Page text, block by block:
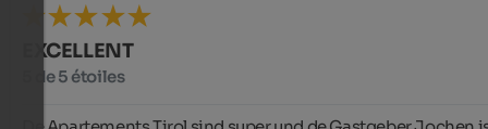
EXCELLENT
5 de 5 étoiles